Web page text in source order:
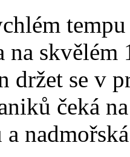
na skvělém
držet se v
čeká
a